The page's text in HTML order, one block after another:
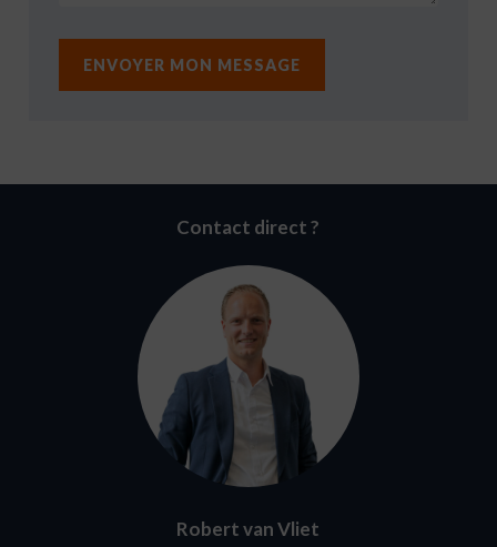
Contact direct ?
Robert van Vliet